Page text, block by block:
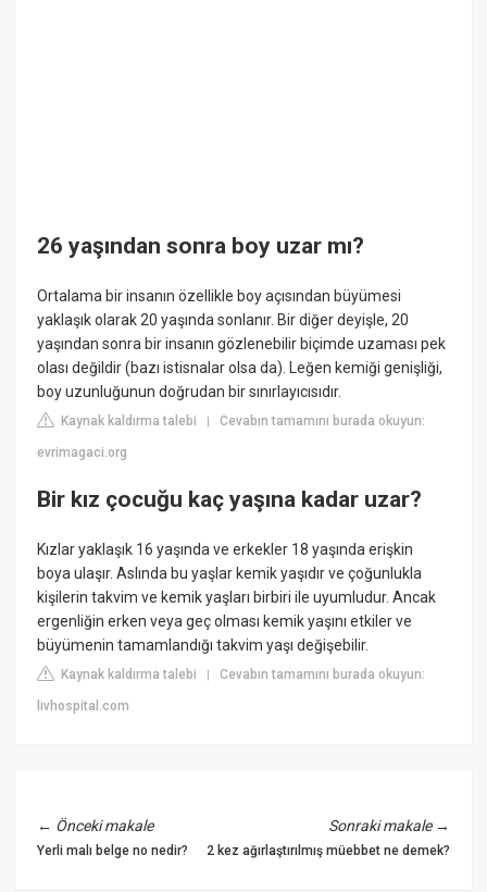
26 yaşından sonra boy uzar mı?
Ortalama bir insanın özellikle boy açısından büyümesi
yaklaşık olarak 20 yaşında sonlanır. Bir diğer deyişle, 20
yaşından sonra bir insanın gözlenebilir biçimde uzaması pek
olası değildir (bazı istisnalar olsa da). Leğen kemiği genişliği,
boy uzunluğunun doğrudan bir sınırlayıcısıdır.
Kaynak kaldırma talebi |Cevabın tamamını burada okuyun:
evrimagaci.org
Bir kız çocuğu kaç yaşına kadar uzar?
Kızlar yaklaşık 16 yaşında ve erkekler 18 yaşında erişkin
boya ulaşır. Aslında bu yaşlar kemik yaşıdır ve çoğunlukla
kişilerin takvim ve kemik yaşları birbiri ile uyumludur. Ancak
ergenliğin erken veya geç olması kemik yaşını etkiler ve
büyümenin tamamlandığı takvim yaşı değişebilir.
Kaynak kaldırma talebi |Cevabın tamamını burada okuyun:
livhospital.com
← Önceki makale
Yerli malı belge no nedir?
Sonraki makale→
2 kez ağırlaştırılmış müebbet ne demek?